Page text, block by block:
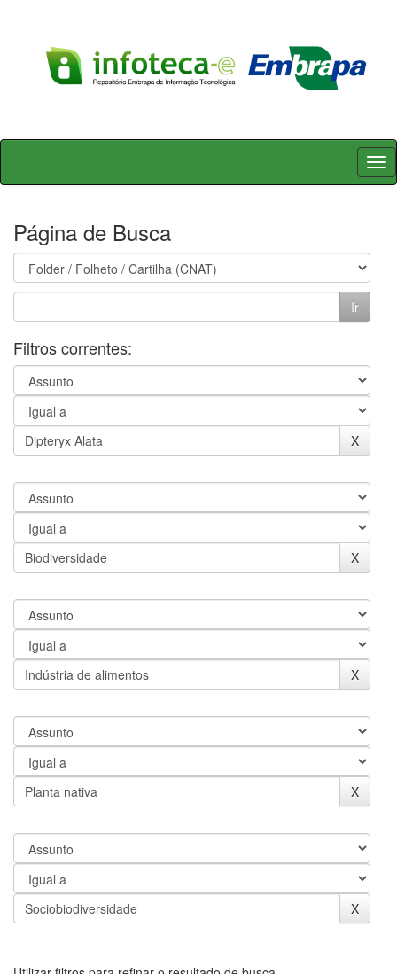
Skip
Página de Busca
Filtros correntes: